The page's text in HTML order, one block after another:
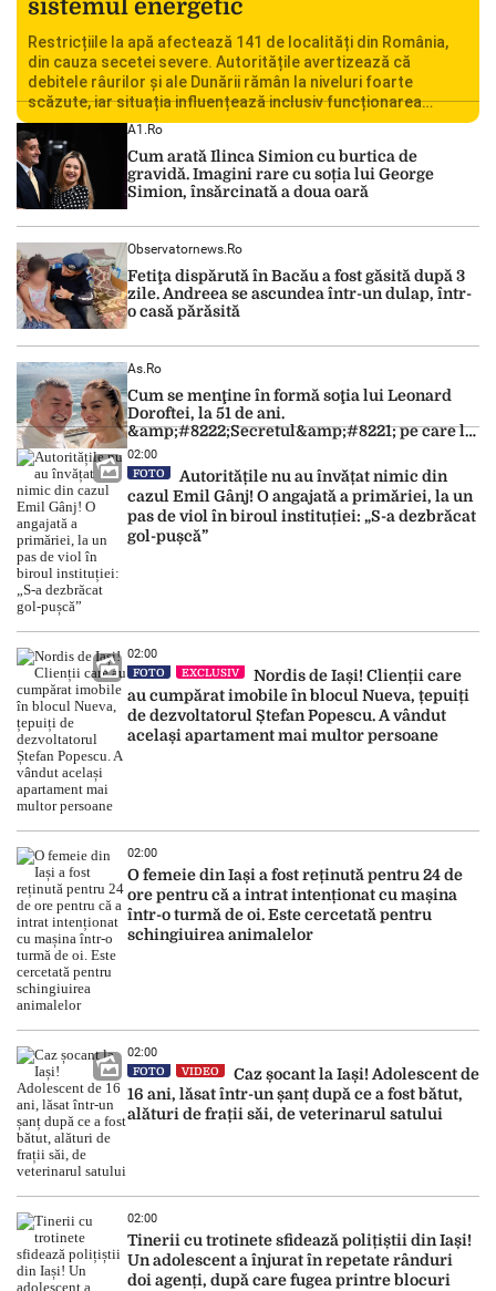
sistemul energetic
Restricțiile la apă afectează 141 de localități din România,
din cauza secetei severe. Autoritățile avertizează că
debitele râurilor și ale Dunării rămân la niveluri foarte
scăzute, iar situația influențează inclusiv funcționarea
Centralei Nucleare de la Cernavodă. România se confruntă
cu una dintre cele mai dificile perioade din punct de vedere
hidrologic din ultimii ani. Lipsa […]
A1.ro
Cum arată Ilinca Simion cu burtica de
gravidă. Imagini rare cu soția lui George
Simion, însărcinată a doua oară
Observatornews.ro
Fetiţa dispărută în Bacău a fost găsită după 3
zile. Andreea se ascundea într-un dulap, într-
o casă părăsită
As.ro
Cum se menţine în formă soţia lui Leonard
Doroftei, la 51 de ani.
&amp;#8222;Secretul&amp;#8221; pe care l-a
dezvăluit
02:00
FOTO
Autoritățile nu au învățat nimic din
cazul Emil Gânj! O angajată a primăriei, la un
pas de viol în biroul instituției: „S-a dezbrăcat
gol-pușcă”
02:00
FOTO EXCLUSIV
Nordis de Iași! Clienții care
au cumpărat imobile în blocul Nueva, țepuiți
de dezvoltatorul Ștefan Popescu. A vândut
același apartament mai multor persoane
02:00
O femeie din Iași a fost reținută pentru 24 de
ore pentru că a intrat intenționat cu mașina
într-o turmă de oi. Este cercetată pentru
schingiuirea animalelor
02:00
FOTO VIDEO
Caz șocant la Iași! Adolescent de
16 ani, lăsat într-un șanț după ce a fost bătut,
alături de frații săi, de veterinarul satului
02:00
Tinerii cu trotinete sfidează polițiștii din Iași!
Un adolescent a înjurat în repetate rânduri
doi agenți, după care fugea printre blocuri